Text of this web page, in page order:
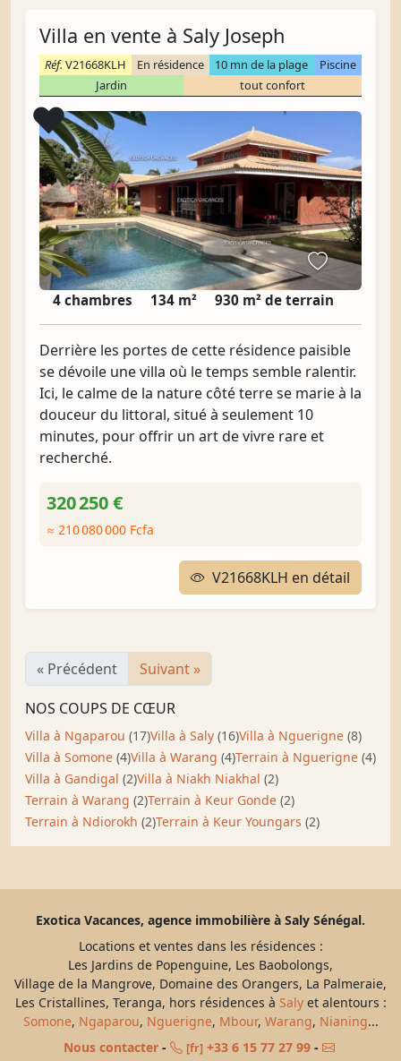
Villa en vente à Saly Joseph
Réf. V21668KLH En résidence 10 mn de la plage
Piscine
Jardin
tout confort
❤️Coup de cœur
4 chambres 134 m² 930 m² de terrain
Derrière les portes de cette résidence paisible
se dévoile une villa où le temps semble ralentir.
Ici, le calme de la nature côté terre se marie à la
douceur du littoral, situé à seulement 10
minutes, pour offrir un art de vivre rare et
recherché.
320 250 €
≈ 210 080 000 Fcfa
V21668KLH en détail
« Précédent
Suivant »
NOS COUPS DE CŒUR
Villa à Ngaparou (17)Villa à Saly (16)Villa à Nguerigne (8)
Villa à Somone (4)Villa à Warang (4)Terrain à Nguerigne (4)
Villa à Gandigal (2)Villa à Niakh Niakhal (2)
Terrain à Warang (2)Terrain à Keur Gonde (2)
Terrain à Ndiorokh (2)Terrain à Keur Youngars (2)
Exotica Vacances, agence immobilière à Saly Sénégal.
Locations et ventes dans les résidences :
Les Jardins de Popenguine, Les Baobolongs,
Village de la Mangrove, Domaine des Orangers, La Palmeraie,
Les Cristallines, Teranga, hors résidences à Salyet alentours :
Somone, Ngaparou, Nguerigne, Mbour, Warang, Nianing...
Nous contacter - [fr] +33 6 15 77 27 99 -